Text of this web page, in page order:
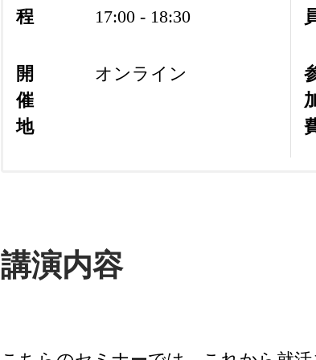
程 17:00 - 18:30
開
催
地
オンライン
講演内容